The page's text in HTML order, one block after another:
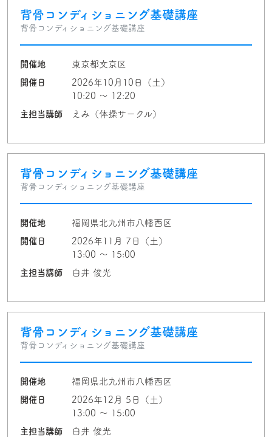
背骨コンディショニング基礎講座
背骨コンディショニング基礎講座
開催地
東京都文京区
開催日
2026年10月10日（土）
10:20 〜 12:20
主担当講師
えみ（体操サークル）
背骨コンディショニング基礎講座
背骨コンディショニング基礎講座
開催地
福岡県北九州市八幡西区
開催日
2026年11月 7日（土）
13:00 〜 15:00
主担当講師
白井 俊光
背骨コンディショニング基礎講座
背骨コンディショニング基礎講座
開催地
福岡県北九州市八幡西区
開催日
2026年12月 5日（土）
13:00 〜 15:00
主担当講師
白井 俊光